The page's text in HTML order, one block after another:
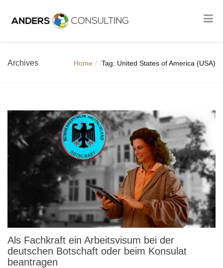
Archives Home Tag: United States of America (USA)
Als Fachkraft ein Arbeitsvisum bei der
deutschen Botschaft oder beim Konsulat
beantragen